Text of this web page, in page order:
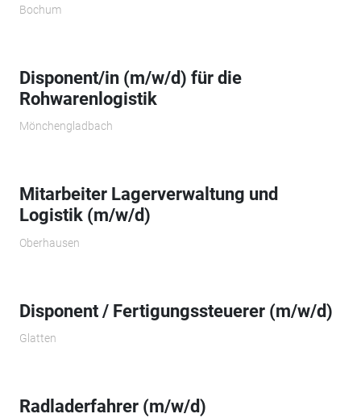
Bochum
Disponent/in (m/w/d) für die
Rohwarenlogistik
Mönchengladbach
Mitarbeiter Lagerverwaltung und
Logistik (m/w/d)
Oberhausen
Disponent / Fertigungssteuerer (m/w/d)
Glatten
Radladerfahrer (m/w/d)